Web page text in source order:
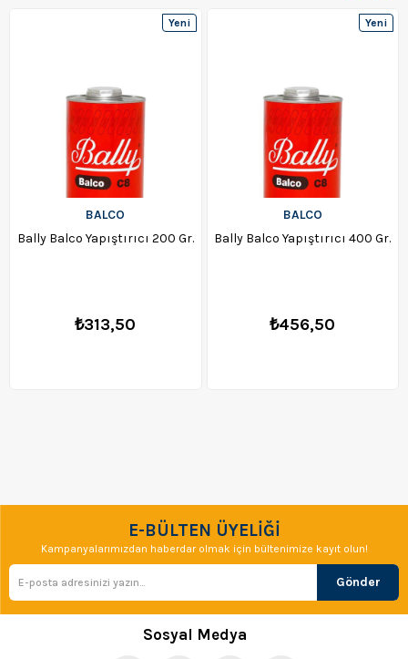
BALCO
Bally Balco Yapıştırıcı 200 Gr.
₺313,50
Yeni
BALCO
Bally Balco Yapıştırıcı 400 Gr.
₺456,50
Yeni
E-BÜLTEN ÜYELİĞİ
Kampanyalarımızdan haberdar olmak için bültenimize kayıt olun!
Gönder
Sosyal Medya